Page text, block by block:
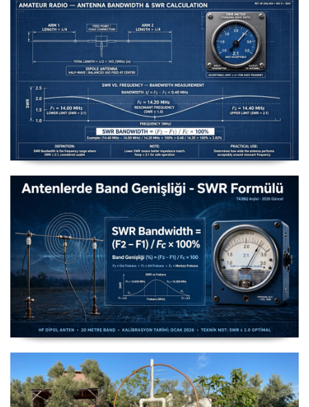
Uzuntel’den Yagi’ye [Longwire’den Yagi-Uda’ya Anten
Antenlerde Band Genişliği SWR Hesaplama Formülü -